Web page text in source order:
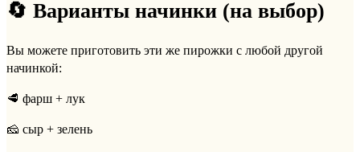
🔄 Варианты начинки (на выбор)
Вы можете приготовить эти же пирожки с любой другой
начинкой:
🥩 фарш + лук
🧀 сыр + зелень